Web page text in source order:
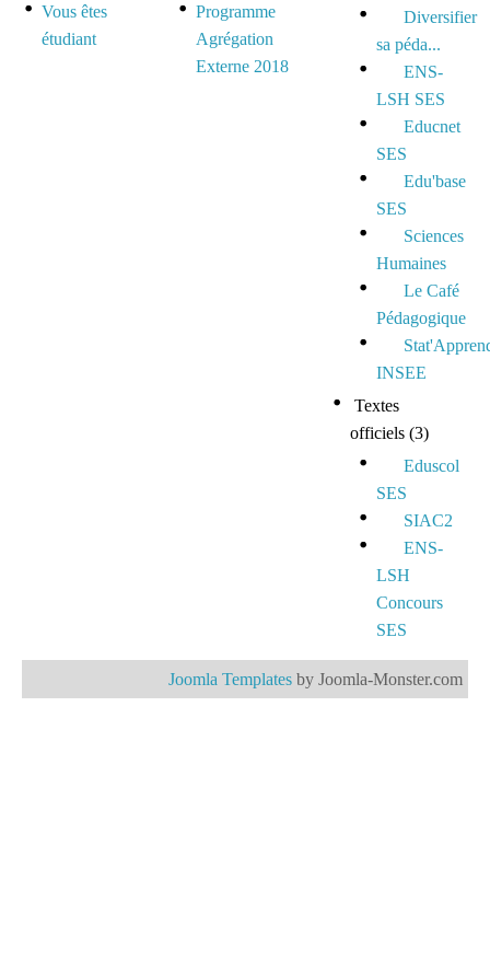
Vous êtes
étudiant
Programme
Agrégation
Externe 2018
Diversifier
sa péda...
ENS-
LSH SES
Educnet
SES
Edu'base
SES
Sciences
Humaines
Le Café
Pédagogique
INSEE
Textes
officiels (3)
Eduscol
SES
SIAC2
ENS-
LSH
Concours
SES
Joomla Templates by Joomla-Monster.com